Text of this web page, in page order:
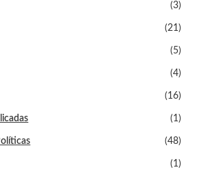
(3)
(21)
(5)
(4)
(16)
(1)
(48)
(1)